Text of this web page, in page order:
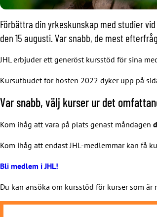
Förbättra din yrkeskunskap med studier
den 15 augusti. Var snabb, de mest
JHL erbjuder ett generöst kursstöd för sina
Kursutbudet för hösten 2022 dyker upp på
Var snabb, välj kurser ur det
Kom ihåg att vara på plats genast måndagen
Kom ihåg att endast JHL-medlemmar kan få
Bli medlem i JHL!
Du kan ansöka om kursstöd för kurser som är